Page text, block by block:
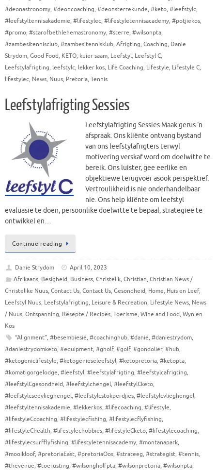
#deonastronomy, #deoncoaching, #deonsterrekunde, #keto, #leefstylc,
#leefstyltennisakademie, #lifestylec, #lifestyletennisacademy, #potjiekos,
#promo, #starofbethlehemastronomy, #sterre, #wilsonpta,
#zambesitennisclub, #zambesitennisklub, Afrigting, Coaching, Danie
Strydom, Good Food, KETO, kuier saam, Leefstyl, Leefstyl C,
Leefstylafrigting, leefstylc, lekker kos, Life Coaching, Lifestyle, Lifestyle C,
lifestylec, News, Nuus, Pretoria, Tennis
Leefstylafrigting Sessies
Leefstylafrigting Sessies Maak gerus ‘n
afspraak. Ons kliënte ontvang bystand
van ons leefstylafrigters terwyl
motivering verskaf word om doelwitte te
bereik. Ons luister, gee eerlike en
objektiewe terugvoer asook perspektief.
Vertroulikheid is nie onderhandelbaar
nie. Ons help kliënte om leefstyl
evaluasie te doen, persoonlike doelwitte te bepaal, strategieë te
ontwikkel en…
Continue reading
Danie Strydom
April 10, 2023
Afrikaans, Besigheid, Business, Christelik, Christian, Christian News /
Christelike Nuus, Contact Us, Contact Us, Gesondheid, Home, Huis en Leef,
Leefstyl Nuus, Leefstylafrigting, Leisure & Recreation, Lifestyle News, News
/ Nuus, Ontspanning, Resepte / Recipes, Toerisme, Wine and Food, Wyn en
Kos
“Alignment”, #besembiesie, #coachinghub, #danie, #daniestrydom,
#daniestrydomketo, #equipment, #gholf, #golf, #gondolier, #hub,
#ketogeniclifestyle, #ketogenieseleefstyl, #ketopretoria, #ketopta,
#komatigorgelodge, #leefstyl, #leefstylafrigting, #leefstylcafrigting,
#leefstylCgesondheid, #leefstylchengel, #leefstylCketo,
#leefstylcseevlieghengel, #leefstylcstokperdjies, #leefstylcvlieghengel,
#leefstyltennisakademie, #lekkerkos, #lifecoaching, #lifestyle,
#lifestyleCcoaching, #lifestylecfishing, #lifestylecflyfishing,
#lifestyleChealth, #lifestylechobbies, #lifestyleCketo, #lifestylecoaching,
#lifestylecsurfflyfishing, #lifestyletennisacademy, #montanapark,
#mooikloof, #pretoriaEast, #pretoriaOos, #strateeg, #strategist, #tennis,
#thevenue, #toerusting, #wilsongholfpta, #wilsonpretoria, #wilsonpta,